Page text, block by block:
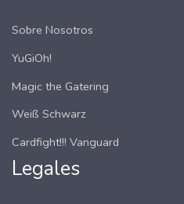
Sobre Nosotros
YuGiOh!
Magic the Gatering
Weiß Schwarz
Cardfight!!! Vanguard
Legales